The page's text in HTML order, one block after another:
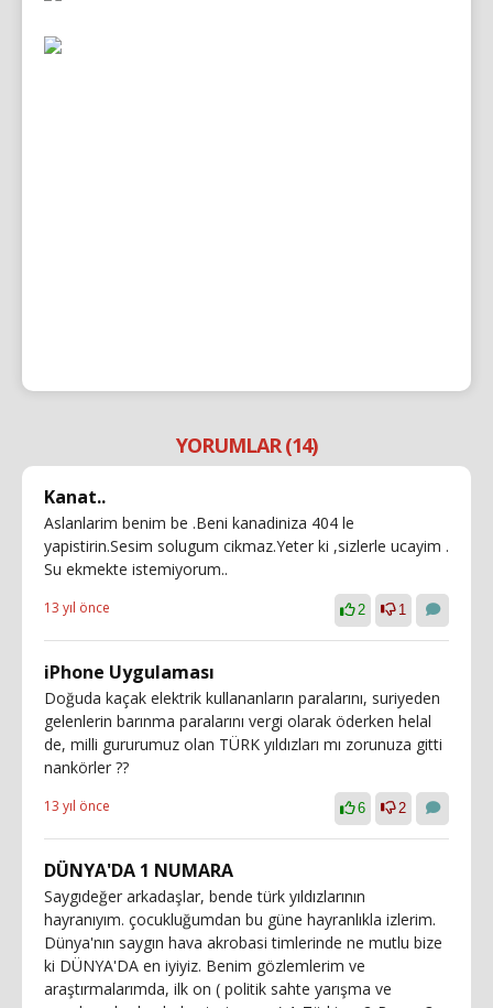
YORUMLAR (14)
Kanat..
Aslanlarim benim be .Beni kanadiniza 404 le
yapistirin.Sesim solugum cikmaz.Yeter ki ,sizlerle ucayim .
Su ekmekte istemiyorum..
13 yıl önce 2 1
iPhone Uygulaması
Doğuda kaçak elektrik kullananların paralarını, suriyeden
gelenlerin barınma paralarını vergi olarak öderken helal
de, milli gururumuz olan TÜRK yıldızları mı zorunuza gitti
nankörler ??
13 yıl önce 6 2
DÜNYA'DA 1 NUMARA
Saygıdeğer arkadaşlar, bende türk yıldızlarının
hayranıyım. çocukluğumdan bu güne hayranlıkla izlerim.
Dünya'nın saygın hava akrobasi timlerinde ne mutlu bize
ki DÜNYA'DA en iyiyiz. Benim gözlemlerim ve
araştırmalarımda, ilk on ( politik sahte yarışma ve